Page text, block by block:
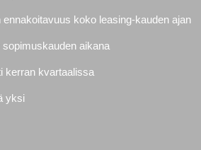
ennakoitavuus koko leasing-kauden ajan
aikana
kerran kvartaalissa
yksi